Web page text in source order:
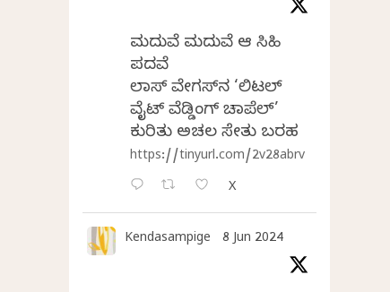
ಮದುವೆ ಮದುವೆ ಆ ಸಿಹಿ
ಪದವೆ
ಲಾಸ್‌ ವೇಗಸ್‌ನ ‘ಲಿಟಲ್
ವೈಟ್ ವೆಡ್ಡಿಂಗ್ ಚಾಪೆಲ್’
ಕುರಿತು ಅಚಲ ಸೇತು ಬರಹ
https://tinyurl.com/2v28abrv
X
Kendasampige 8 Jun 2024